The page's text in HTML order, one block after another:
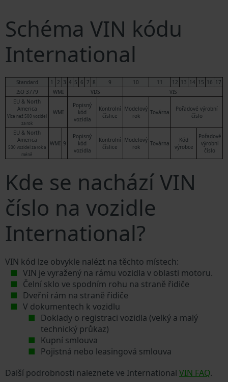
Schéma VIN kódu
International
Standard 1 2 3 4 5 6 7 8 9 10 11 12 13 14 15 16 17
ISO 3779
WMI VDS
VIS
EU & North
America
Více než 500 vozidel
za rok
WMI
Popisný
kód
vozidla
Kontrolní
číslice
Modelový
rok
Továrna
Pořadové výrobní
číslo
EU & North
America
500 vozidel za rok a
méně
WMI 9
Popisný
kód
vozidla
Kontrolní
číslice
Modelový
rok
Továrna
Kód
výrobce
Pořadové
výrobní
číslo
Kde se nachází VIN
číslo na vozidle
International?
VIN kód lze obvykle nalézt na těchto místech:
VIN je vyražený na rámu vozidla v oblasti motoru.
Čelní sklo ve spodním rohu na straně řidiče
Dveřní rám na straně řidiče
V dokumentech k vozidlu
Doklady o registraci vozidla (velký a malý
technický průkaz)
Kupní smlouva
Pojistná nebo leasingová smlouva
Další podrobnosti naleznete ve International VIN FAQ.